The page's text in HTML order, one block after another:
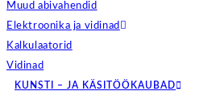
Muud abivahendid
Elektroonika ja vidinad
Kalkulaatorid
Vidinad
KUNSTI – JA KÄSITÖÖKAUBAD